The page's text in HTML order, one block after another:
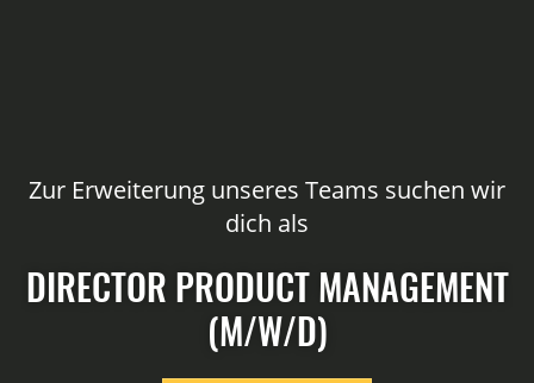
Zur Erweiterung unseres Teams suchen wir
dich als
DIRECTOR PRODUCT MANAGEMENT
(M/W/D)